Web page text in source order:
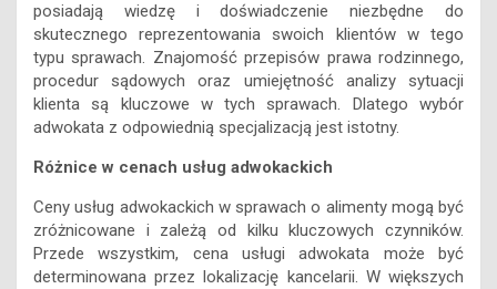
posiadają wiedzę i doświadczenie niezbędne do
skutecznego reprezentowania swoich klientów w tego
typu sprawach. Znajomość przepisów prawa rodzinnego,
procedur sądowych oraz umiejętność analizy sytuacji
klienta są kluczowe w tych sprawach. Dlatego wybór
adwokata z odpowiednią specjalizacją jest istotny.
Różnice w cenach usług adwokackich
Ceny usług adwokackich w sprawach o alimenty mogą być
zróżnicowane i zależą od kilku kluczowych czynników.
Przede wszystkim, cena usługi adwokata może być
determinowana przez lokalizację kancelarii. W większych